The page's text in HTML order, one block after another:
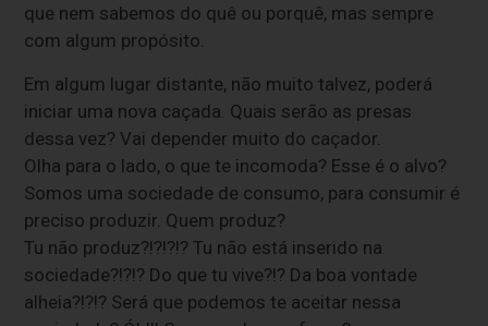
que nem sabemos do quê ou porquê, mas sempre
com algum propósito.
Em algum lugar distante, não muito talvez, poderá
iniciar uma nova caçada. Quais serão as presas
dessa vez? Vai depender muito do caçador.
Olha para o lado, o que te incomoda? Esse é o alvo?
Somos uma sociedade de consumo, para consumir é
preciso produzir. Quem produz?
Tu não produz?!?!?!? Tu não está inserido na
sociedade?!?!? Do que tu vive?!? Da boa vontade
alheia?!?!? Será que podemos te aceitar nessa